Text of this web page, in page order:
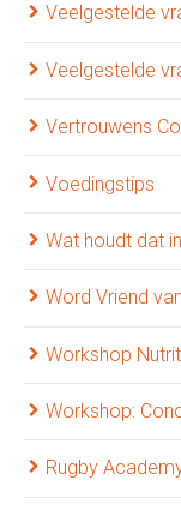
Veelgestelde
Veelgestelde
Vertrouwens
Voedingstips
Wat houdt dat
Word Vriend
Workshop
Workshop:
Rugby